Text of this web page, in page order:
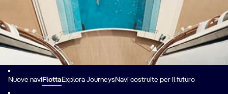
Nuove naviFlotta Explora JourneysNavi costruite per il futuro